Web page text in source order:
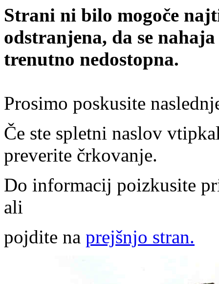
Strani ni bilo mogoče
odstranjena, da se
trenutno nedostopna.
Prosimo poskusite
Če ste spletni naslov
preverite črkovanje.
Do informacij poizkusite
ali
pojdite na prejšnjo stran.